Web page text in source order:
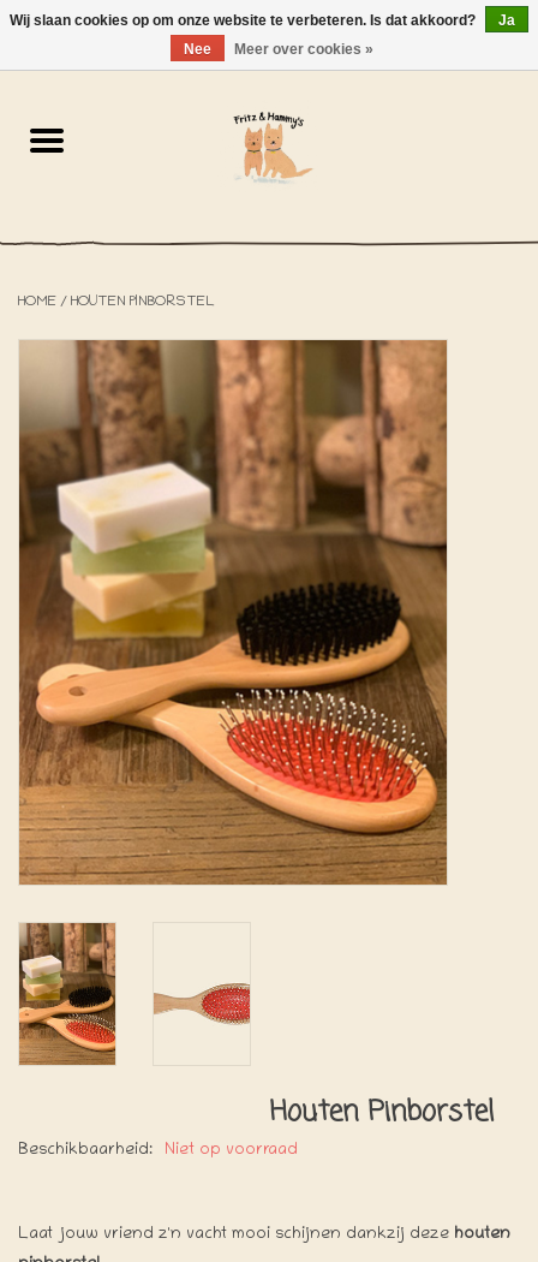
NL-EN 0 Artikelen - €0,00
De Winkel
Het Strandhuisje
De Blog
Over ons
HOME / HOUTEN PINBORSTEL
Houten Pinborstel
Beschikbaarheid: Niet op voorraad
Laat jouw vriend z'n vacht mooi schijnen dankzij deze houten
Wij slaan cookies op om onze website te verbeteren. Is dat akkoord?
Ja
Nee
Meer over cookies »